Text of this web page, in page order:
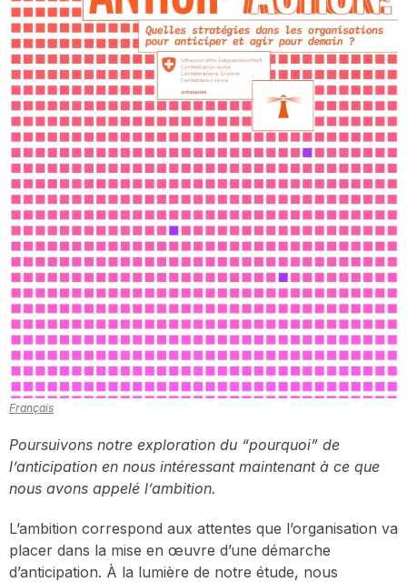
Français
Poursuivons notre exploration du “pourquoi” de
l’anticipation en nous intéressant maintenant à ce que
nous avons appelé l’ambition.
L’ambition correspond aux attentes que l’organisation va
placer dans la mise en œuvre d’une démarche
d’anticipation. À la lumière de notre étude, nous